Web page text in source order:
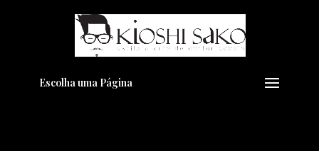
Escolha uma Página
Pensando em transformar seu
Visual??